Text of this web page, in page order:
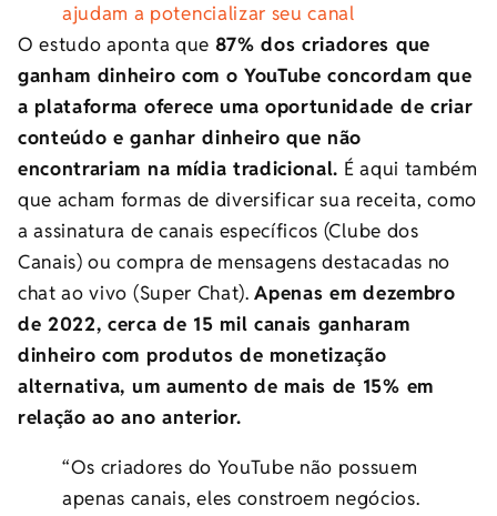
ajudam a potencializar seu canal
O estudo aponta que 87% dos criadores que
ganham dinheiro com o YouTube concordam que
a plataforma oferece uma oportunidade de criar
conteúdo e ganhar dinheiro que não
encontrariam na mídia tradicional. É aqui também
que acham formas de diversificar sua receita, como
a assinatura de canais específicos (Clube dos
Canais) ou compra de mensagens destacadas no
chat ao vivo (Super Chat).Apenas em dezembro
de 2022, cerca de 15 mil canais ganharam
dinheiro com produtos de monetização
alternativa, um aumento de mais de 15% em
relação ao ano anterior.
“Os criadores do YouTube não possuem
apenas canais, eles constroem negócios.